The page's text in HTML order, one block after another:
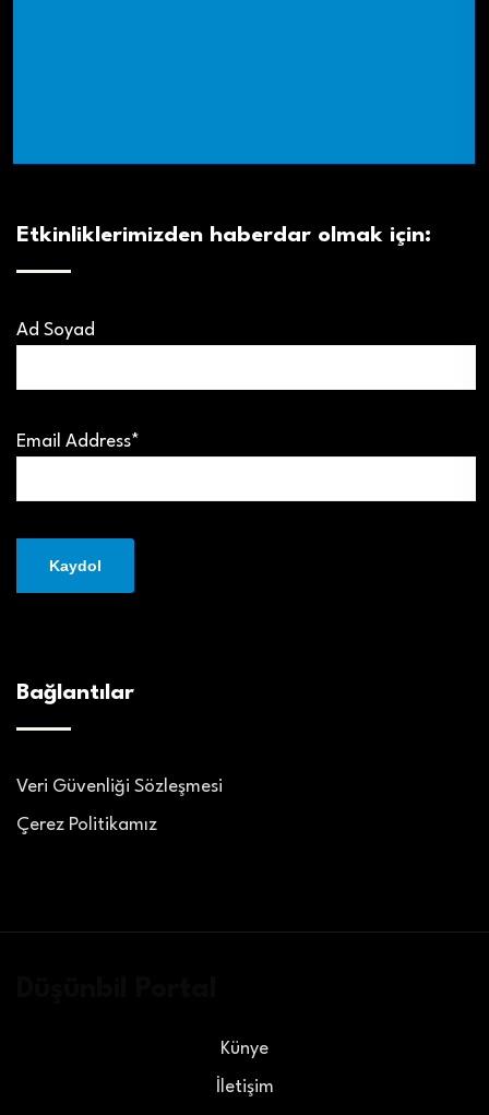
Etkinliklerimizden haberdar olmak için:
Ad Soyad
Email Address*
Bağlantılar
Veri Güvenliği Sözleşmesi
Çerez Politikamız
Künye
İletişim